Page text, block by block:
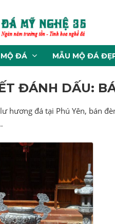
MỘ ĐÁ MẪU MỘ ĐÁ
ĐÁNH DẤU:
hương đá tại Phú Yên, bán